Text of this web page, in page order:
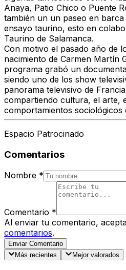
Anaya, Patio Chico o Puente
también un un paseo en
ensayo taurino, esto en
Taurino de Salamanca.
Con motivo el pasado año de
nacimiento de Carmen Martín
programa grabó un
siendo uno de los show
panorama televisivo de
compartiendo cultura, el arte,
comportamientos sociológicos
Espacio Patrocinado
Comentarios
Nombre *
Comentario *
Al enviar tu comentario,
comentarios.
Enviar Comentario
Más recientes
Mejor valorados